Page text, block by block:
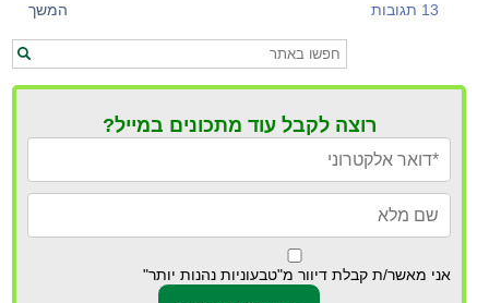
13 תגובות
המשך
רוצה לקבל עוד מתכונים במייל?
אני מאשר/ת קבלת דיוור מ"טבעוניות נהנות יותר"